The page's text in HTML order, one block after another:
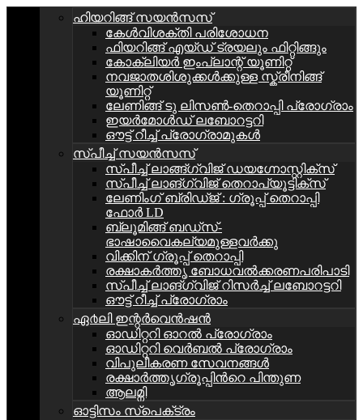
ഹിയറിങ്ങ് സയൻസസ്
കേള്‍വിശക്തി പരിശോധന
ഫിയറിങ്ങ് എയ്ഡ് ട്രയലും ഫിറ്റിങ്ങും
കോക്ലിയർ ഇംപ്ലാന്റ് യൂണിറ്റ്
നവജാതശിശുക്കൾക്കുള്ള സ്ക്രീനിങ്ങ്
യൂണിറ്റ്
ലേണിങ്ങ് ടു ലിസൺ-തെറാപ്പി പ്രോഗ്രാം
ഇയർമോൾഡ് ലബോറട്ടറി
ഔട്ട് റീച്ച് പ്രോഗ്രാമുകൾ
സ്പീച്ച് സയൻസസ്
സ്പീച്ച് ലാങ്ങ്ഗ്വിജ് ഡയഗ്നോസ്റ്റിക്സ്
സ്പീച്ച് ലാങ്ഗ്വിജ് തെറാപ്യൂട്ടിക്സ്
ലേണിംഗ് ബ്രിഡ്ജ് : ഗ്രൂപ്പ്‌ തെറാപ്പി
ഫോർ LD
ബ്ലൂമിങ്ങ് ബഡ്സ്-
ഭാഷാവൈകല്യമുള്ളവർക്കു
വിക്കിന് ഗ്രൂപ്പ് തെറാപ്പി
രക്ഷാകർത്തൃ ബോധവൽക്കരണപരിപാടി
സ്പീച്ച് ലാങ്ഗ്വിജ് റിസർച്ച് ലബോറട്ടറി
ഔട്ട് റീച്ച് പ്രോഗ്രാം
ഏ൪ലി ഇന്റർവെൻഷൻ
ഓഡിറ്ററി ഓറൽ പ്രോഗ്രാം
ഓഡിറ്ററി വെർബൽ പ്രോഗ്രാം
വിപുലീകരണ സേവനങ്ങള്‍
രക്ഷാർത്തൃഗ്രൂപ്പിന്‍റെ പിന്തുണ
ആലമ്നി
ഓട്ടിസം സ്‌പെക്‌ട്രം